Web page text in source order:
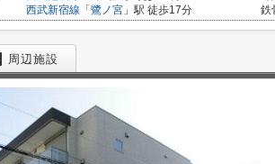
西武新宿線 「 鷺ノ宮 」駅 徒歩17分
鉄
周辺施設